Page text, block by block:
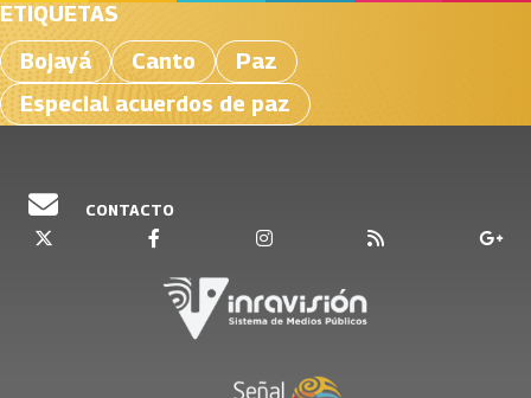
ETIQUETAS
Bojayá
Canto
Paz
Especial acuerdos de paz
CONTACTO